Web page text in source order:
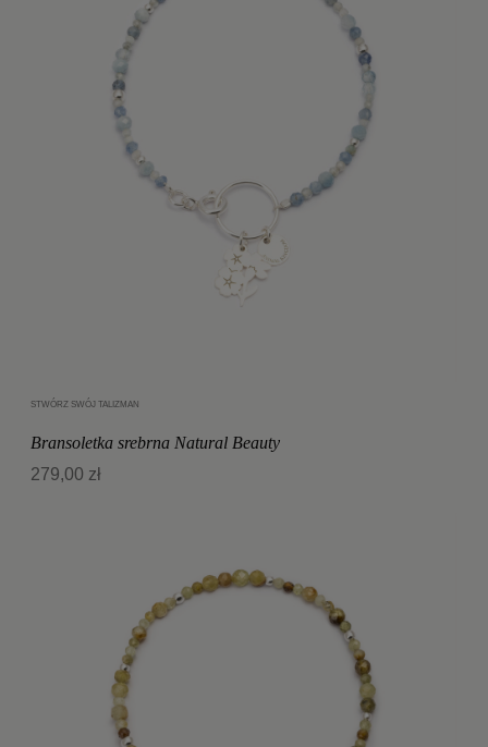
STWÓRZ SWÓJ TALIZMAN
Bransoletka srebrna Natural Beauty
279,00 zł